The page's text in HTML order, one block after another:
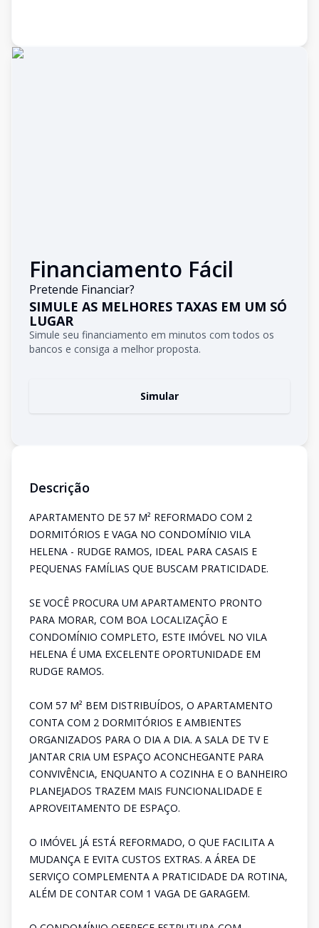
Financiamento Fácil
Pretende Financiar?
SIMULE AS MELHORES TAXAS EM UM SÓ
LUGAR
Simule seu financiamento em minutos com todos os
bancos e consiga a melhor proposta.
Simular
Descrição
APARTAMENTO DE 57 M² REFORMADO COM 2
DORMITÓRIOS E VAGA NO CONDOMÍNIO VILA
HELENA - RUDGE RAMOS, IDEAL PARA CASAIS E
PEQUENAS FAMÍLIAS QUE BUSCAM PRATICIDADE.
SE VOCÊ PROCURA UM APARTAMENTO PRONTO
PARA MORAR, COM BOA LOCALIZAÇÃO E
CONDOMÍNIO COMPLETO, ESTE IMÓVEL NO VILA
HELENA É UMA EXCELENTE OPORTUNIDADE EM
RUDGE RAMOS.
COM 57 M² BEM DISTRIBUÍDOS, O APARTAMENTO
CONTA COM 2 DORMITÓRIOS E AMBIENTES
ORGANIZADOS PARA O DIA A DIA. A SALA DE TV E
JANTAR CRIA UM ESPAÇO ACONCHEGANTE PARA
CONVIVÊNCIA, ENQUANTO A COZINHA E O BANHEIRO
PLANEJADOS TRAZEM MAIS FUNCIONALIDADE E
APROVEITAMENTO DE ESPAÇO.
O IMÓVEL JÁ ESTÁ REFORMADO, O QUE FACILITA A
MUDANÇA E EVITA CUSTOS EXTRAS. A ÁREA DE
SERVIÇO COMPLEMENTA A PRATICIDADE DA ROTINA,
ALÉM DE CONTAR COM 1 VAGA DE GARAGEM.